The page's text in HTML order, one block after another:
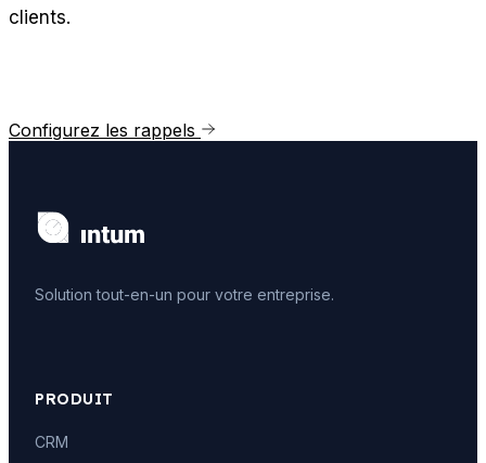
clients.
Configurez les rappels
Solution tout-en-un pour votre entreprise.
PRODUIT
CRM